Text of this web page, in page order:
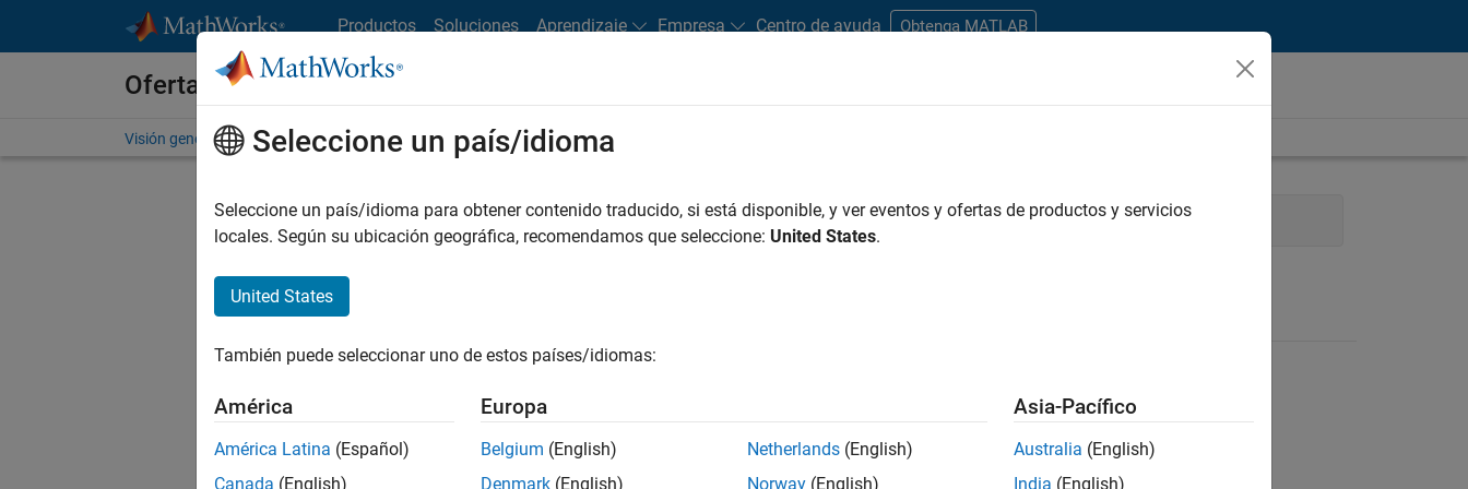
Productos Soluciones Aprendizaje Empresa Centro de ayuda Obtenga MATLAB
Ofertas de empleo en MathWorks
Visión general Búsqueda de empleo Oficinas locales Estudiantes y nuevas carreras
FILTRADO POR Infrastructure and Architecture
No se han traducido todos los empleos. Busque por ubicación para encontrar todos los empleos en su zona.
Seleccione un país/idioma
Seleccione un país/idioma para obtener contenido traducido, si está disponible, y ver eventos y ofertas de productos y servicios
locales. Según su ubicación geográfica, recomendamos que seleccione: United States.
United States
También puede seleccionar uno de estos países/idiomas:
América
América Latina (Español)
Canada (English)
Europa
Belgium (English)
Denmark (English)
Netherlands (English)
Norway (English)
Asia-Pacífico
Australia (English)
India (English)